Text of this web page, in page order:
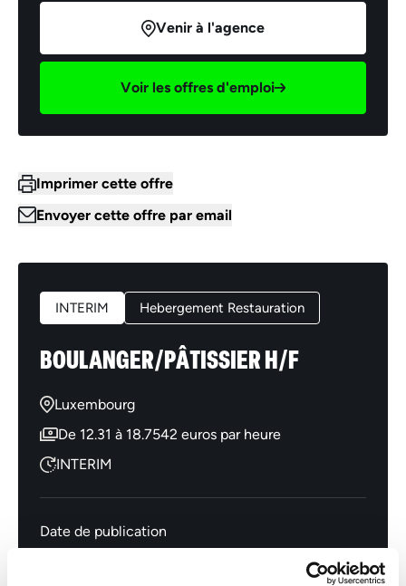
Venir à l'agence
Voir les offres d'emploi
Imprimer cette offre
Envoyer cette offre par email
INTERIM Hebergement Restauration
BOULANGER/PÂTISSIER H/F
Luxembourg
De 12.31 à 18.7542 euros par heure
INTERIM
Date de publication